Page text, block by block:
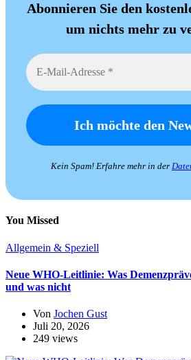
Abonnieren Sie den
um nichts mehr zu
Kein Spam! Erfahre mehr in der
You Missed
Allgemein & Speziell
Neue WHO-Leitlinie: Was
und was nicht
Von Jochen Gust
Juli 20, 2026
249 views